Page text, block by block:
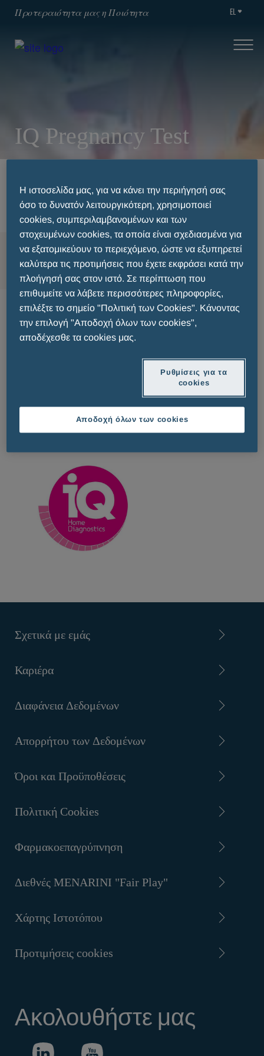
Προτεραιότητα μας η Ποιότητα EL
IQ Pregnancy Test
IQ PREGNANCY TEST
MENU
IQ Pregnancy Test
ΤοiQείναι Νέας ΓενιάςΤεστ Εγκυμοσύνης
7 ημέρες πριναπό την
, παρέχοντας πάνω από
Σχετικά με εμάς
Καριέρα
Διαφάνεια Δεδομένων
Απορρήτου των Δεδομένων
Όροι και Προϋποθέσεις
Πολιτική Cookies
Φαρμακοεπαγρύπνηση
Διεθνές MENARINI "Fair Play"
Χάρτης Ιστοτόπου
Προτιμήσεις cookies
Ακολουθήστε μας
Η ιστοσελίδα μας, για να κάνει την περιήγησή σας
όσο το δυνατόν λειτουργικότερη, χρησιμοποιεί
cookies, συμπεριλαμβανομένων και των
στοχευμένων cookies, τα οποία είναι σχεδιασμένα για
να εξατομικεύουν το περιεχόμενο, ώστε να εξυπηρετεί
καλύτερα τις προτιμήσεις που έχετε εκφράσει κατά την
πλοήγησή σας στον ιστό. Σε περίπτωση που
επιθυμείτε να λάβετε περισσότερες πληροφορίες,
επιλέξτε το σημείο "Πολιτική των Cookies". Κάνοντας
την επιλογή "Αποδοχή όλων των cookies",
αποδέχεσθε τα cookies μας.
Ρυθμίσεις για τα
cookies
Αποδοχή όλων των cookies